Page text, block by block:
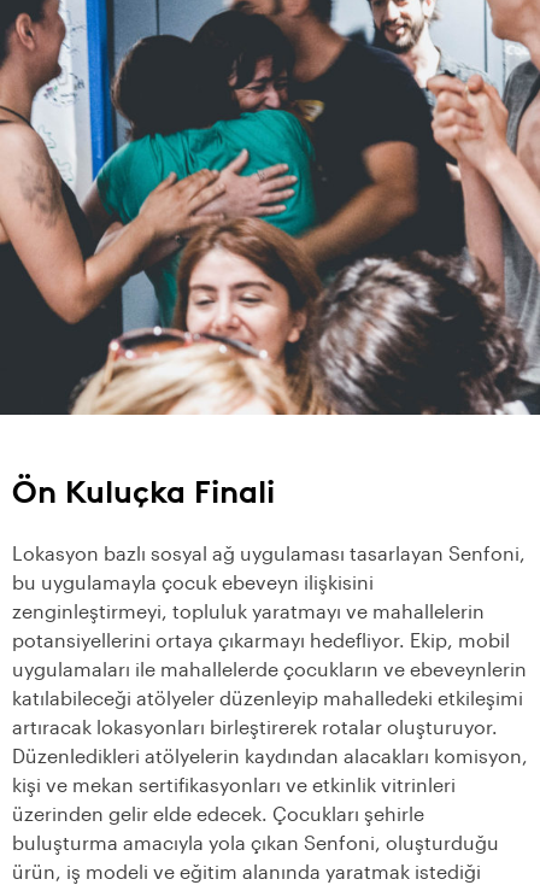
Ön Kuluçka Finali
Lokasyon bazlı sosyal ağ uygulaması tasarlayan Senfoni,
bu uygulamayla çocuk ebeveyn ilişkisini
zenginleştirmeyi, topluluk yaratmayı ve mahallelerin
potansiyellerini ortaya çıkarmayı hedefliyor. Ekip, mobil
uygulamaları ile mahallelerde çocukların ve ebeveynlerin
katılabileceği atölyeler düzenleyip mahalledeki etkileşimi
artıracak lokasyonları birleştirerek rotalar oluşturuyor.
Düzenledikleri atölyelerin kaydından alacakları komisyon,
kişi ve mekan sertifikasyonları ve etkinlik vitrinleri
üzerinden gelir elde edecek. Çocukları şehirle
buluşturma amacıyla yola çıkan Senfoni, oluşturduğu
ürün, iş modeli ve eğitim alanında yaratmak istediği